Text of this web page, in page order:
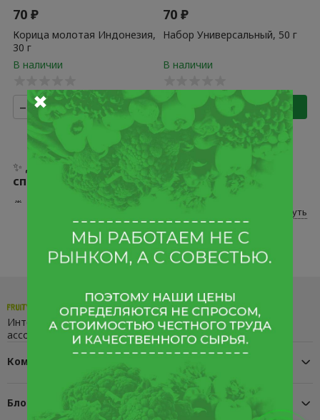
70₽
Корица молотая Индонезия,
30 г
– + +
70₽
Набор Универсальный, 50 г
– + +
✨ Добро пожаловать в раздел
«Популярные
специи» интернет-магазина Fruity Style.
🍍 Здесь — только отборные позиции. Каждую мы
лично проверяем, отбираем и аккуратно
упаковываем. Да, это дольше. Но иначе никак: наша
аудитория ценит безупречный сервис, качество
ПРЕМИУМ и индивидуальный подход.
получаете только лучшее. Если вдруг что-то
пойдёт не так —заменим без лишних слов, по
первому требованию. Честно и быстро.
⭐️ Нам доверяют: рейтинг в Яндекс.Отзывах —
стабильные
5 звёзд. И это не просто цифры, а
реальные истории благодарных клиентов.
💬 За вашим заказом будет закреплён
Развернуть
Интернет магазин натуральных продуктов. Большой
ассортимент, отличное качество, приятные цены.
Компания
Блог
✖